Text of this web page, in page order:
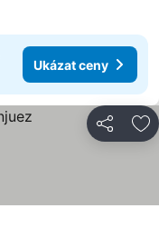
Ukázat ceny
Sdílet